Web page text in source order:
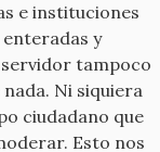
e instituciones
y
servidor tampoco
Ni siquiera
ciudadano que
Esto nos